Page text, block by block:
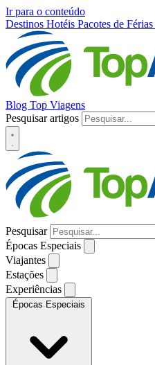
Ir para o conteúdo
Destinos Hotéis Pacotes de Férias
Blog Top Viagens
Pesquisar artigos
Pesquisar
Épocas Especiais
Viajantes
Estações
Experiências
Épocas Especiais